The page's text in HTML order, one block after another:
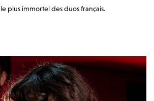
plus immortel des duos français.